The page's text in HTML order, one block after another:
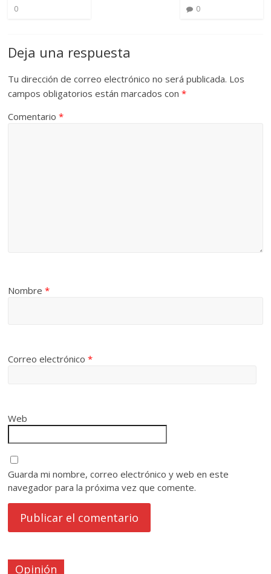
0
0
Deja una respuesta
Tu dirección de correo electrónico no será publicada. Los
campos obligatorios están marcados con*
Comentario*
Nombre*
Correo electrónico*
Web
Guarda mi nombre, correo electrónico y web en este
navegador para la próxima vez que comente.
Opinión